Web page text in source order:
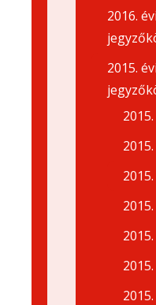
2016.
2015.